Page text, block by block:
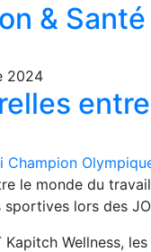
& Santé
2024
le monde du
lors des
Kapitch Wellness,